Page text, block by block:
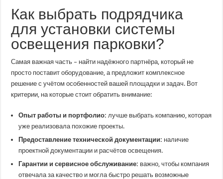
Как выбрать подрядчика
для установки системы
освещения парковки?
Самая важная часть – найти надёжного партнёра, который не
просто поставит оборудование, а предложит комплексное
решение с учётом особенностей вашей площадки и задач. Вот
критерии, на которые стоит обратить внимание:
Опыт работы и портфолио: лучше выбрать компанию, которая
уже реализовала похожие проекты.
Предоставление технической документации: наличие
проектной документации и расчётов освещения.
Гарантии и сервисное обслуживание: важно, чтобы компания
отвечала за качество и могла быстро решать возможные